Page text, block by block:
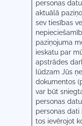
personas
aktuālā
sev tiesības
paziņojuma
ieskatu par
apstrādes
lūdzam Jūs
dokumentos
var būt
personas
personas dati
tos ievērojot